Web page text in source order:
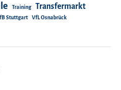
Training Transfermarkt
Stuttgart VfL Osnabrück